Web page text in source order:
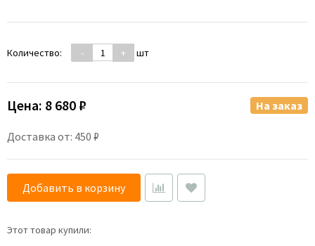
Количество: - + шт
Цена: 8 680 ₽
Доставка от: 450 ₽
На заказ
Добавить в корзину
Этот товар купили: